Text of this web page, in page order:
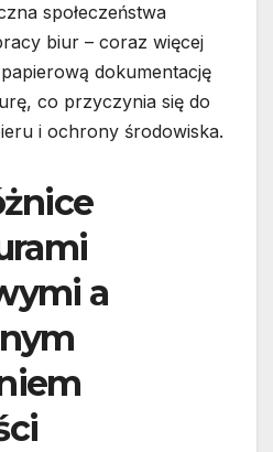
społeczeństwa
biur – coraz więcej
dokumentację
co przyczynia się do
i ochrony środowiska.
a